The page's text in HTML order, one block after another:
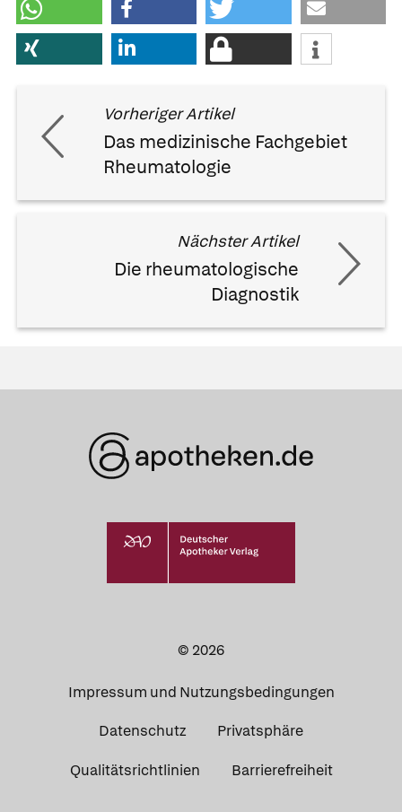
Vorheriger Artikel
Das medizinische Fachgebiet
Rheumatologie
Nächster Artikel
Die rheumatologische
Diagnostik
© 2026
Impressum und Nutzungsbedingungen
Datenschutz Privatsphäre
Qualitätsrichtlinien Barrierefreiheit